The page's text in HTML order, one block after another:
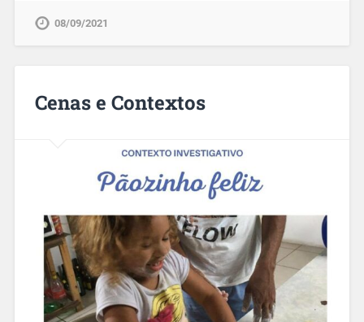
08/09/2021
Cenas e Contextos